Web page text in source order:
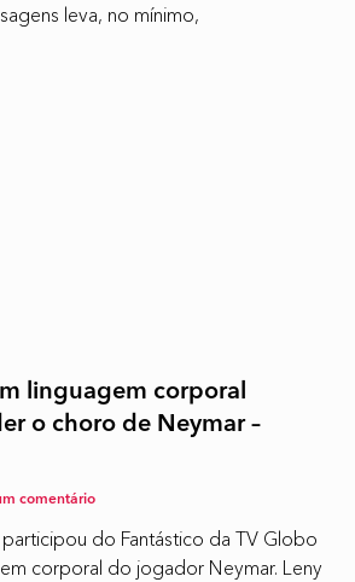
leva, no mínimo,
linguagem corporal
o choro de Neymar –
comentário
do Fantástico da TV Globo
corporal do jogador Neymar. Leny